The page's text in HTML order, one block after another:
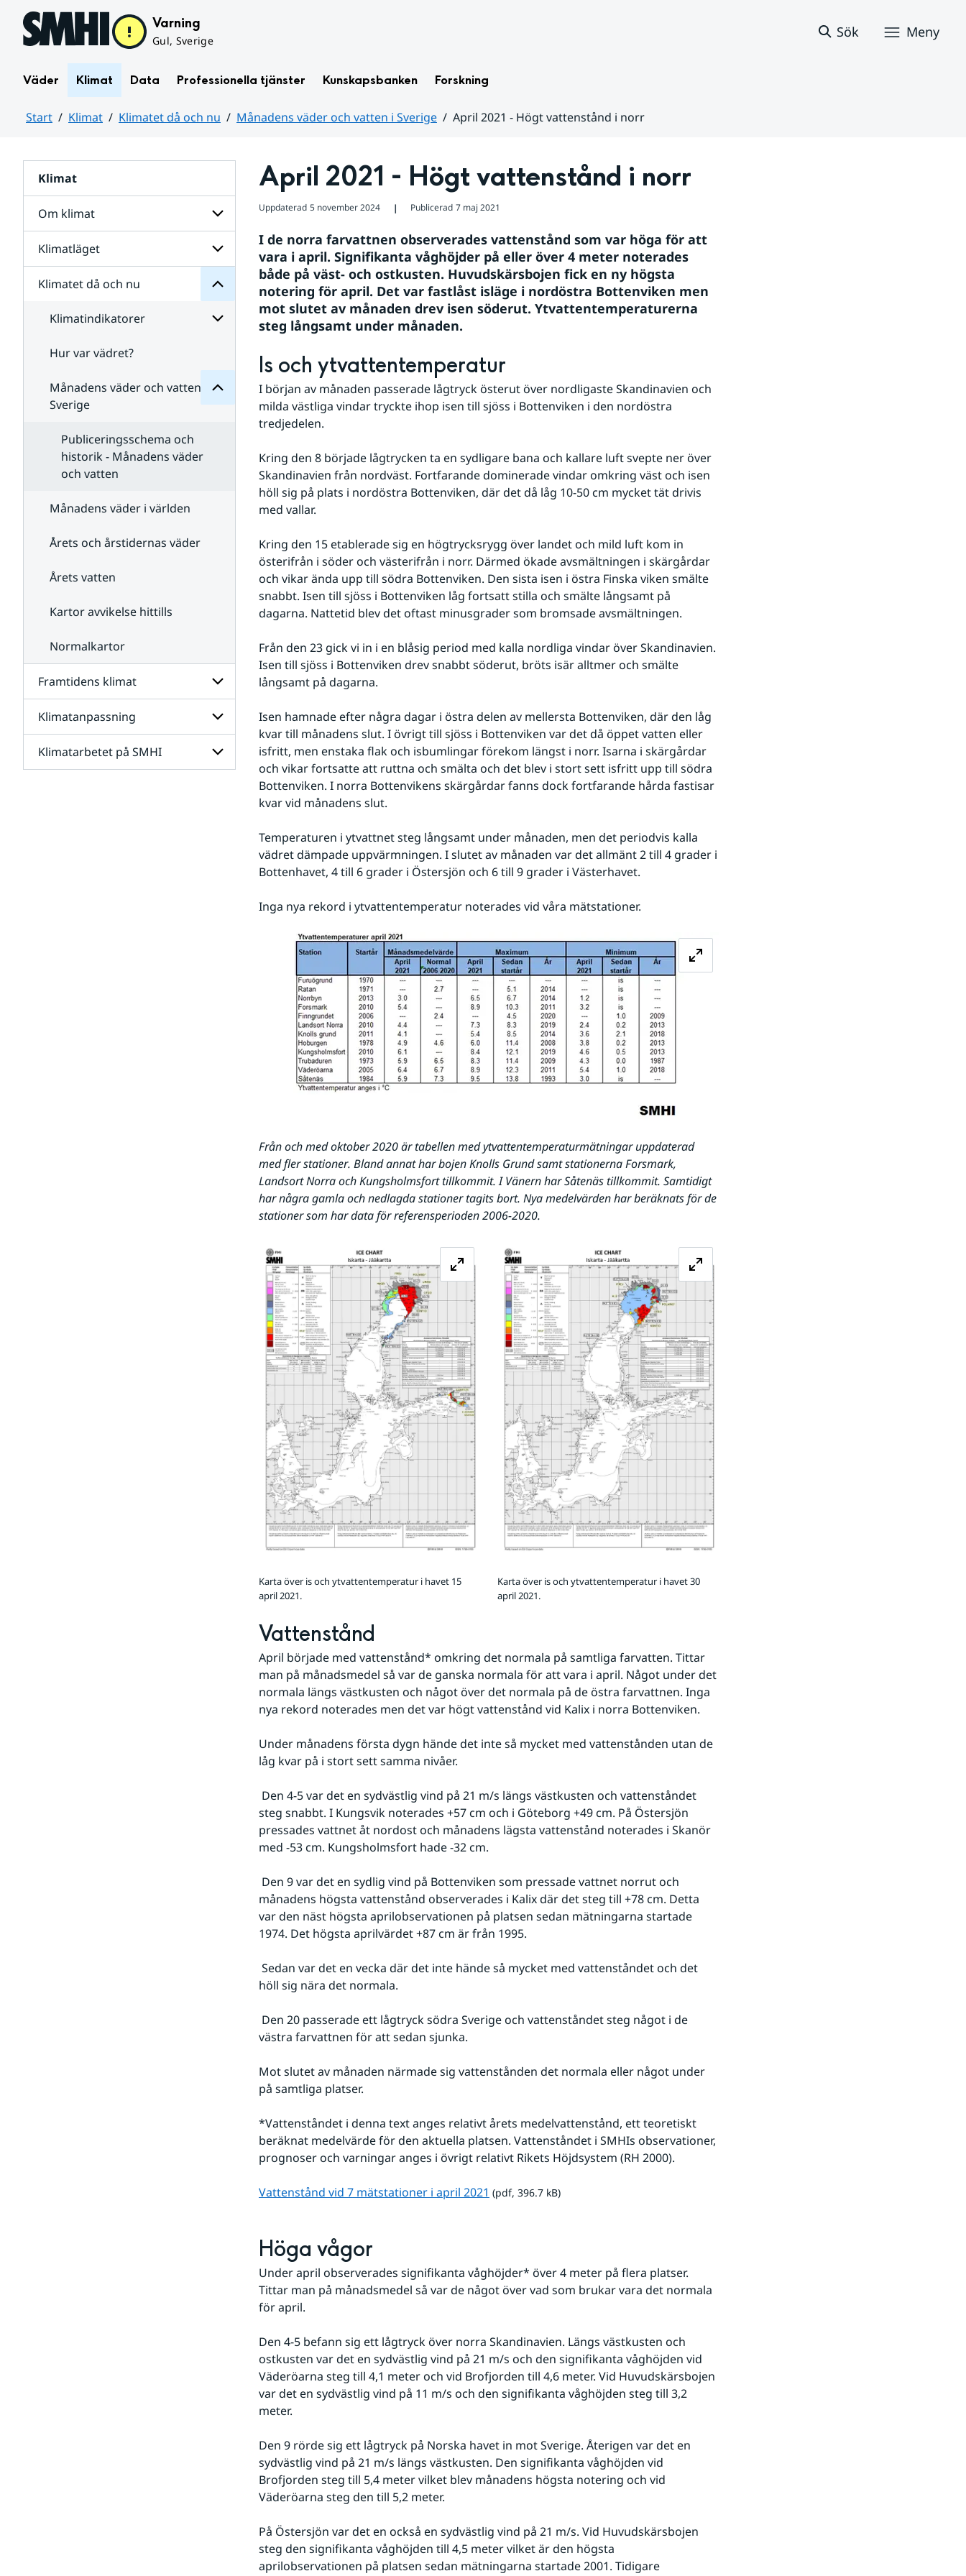
Hoppa till sidans innehåll Varning
Gul, Sverige
Sök Meny
Väder Klimat Data Professionella tjänster Kunskapsbanken Forskning
Start Klimat Klimatet då och nu Månadens väder och vatten i Sverige
April 2021 - Högt vattenstånd i norr
Klimat
Om klimat
Undersidor
för
Om
klimat
Klimatläget
Undersidor
Klimatläget
Klimatet då och nu
Undersidor
för
Klimatet
då
och
Klimatindikatorer
Undersidor
Klimatindikatorer
Hur var vädret?
Månadens väder och vatten i
Sverige
Månadens
väder
vatten
i
Publiceringsschema och
historik - Månadens väder
och vatten
Månadens väder i världen
Årets och årstidernas väder
Årets vatten
Kartor avvikelse hittills
Normalkartor
Framtidens klimat
Undersidor
för
Framtidens
klimat
Klimatanpassning
Undersidor
för
Klimatanpassning
Klimatarbetet på SMHI
Undersidor
April 2021 - Högt vattenstånd i norr
Uppdaterad 5 november 2024 ❘ Publicerad 7 maj 2021
I de norra farvattnen observerades vattenstånd som var höga för att
vara i april. Signifikanta våghöjder på eller över 4 meter noterades
både på väst- och ostkusten. Huvudskärsbojen fick en ny högsta
notering för april. Det var fastlåst isläge i nordöstra Bottenviken men
mot slutet av månaden drev isen söderut. Ytvattentemperaturerna
steg långsamt under månaden.
Is och ytvattentemperatur
I början av månaden passerade lågtryck österut över nordligaste Skandinavien och
milda västliga vindar tryckte ihop isen till sjöss i Bottenviken i den nordöstra
tredjedelen.
Kring den 8 började lågtrycken ta en sydligare bana och kallare luft svepte ner över
Skandinavien från nordväst. Fortfarande dominerade vindar omkring väst och isen
höll sig på plats i nordöstra Bottenviken, där det då låg 10-50 cm mycket tät drivis
med vallar.
Kring den 15 etablerade sig en högtrycksrygg över landet och mild luft kom in
österifrån i söder och västerifrån i norr. Därmed ökade avsmältningen i skärgårdar
och vikar ända upp till södra Bottenviken. Den sista isen i östra Finska viken smälte
snabbt. Isen till sjöss i Bottenviken låg fortsatt stilla och smälte långsamt på
dagarna. Nattetid blev det oftast minusgrader som bromsade avsmältningen.
Från den 23 gick vi in i en blåsig period med kalla nordliga vindar över Skandinavien.
Isen till sjöss i Bottenviken drev snabbt söderut, bröts isär alltmer och smälte
långsamt på dagarna.
Isen hamnade efter några dagar i östra delen av mellersta Bottenviken, där den låg
kvar till månadens slut. I övrigt till sjöss i Bottenviken var det då öppet vatten eller
isfritt, men enstaka flak och isbumlingar förekom längst i norr. Isarna i skärgårdar
och vikar fortsatte att ruttna och smälta och det blev i stort sett isfritt upp till södra
Bottenviken. I norra Bottenvikens skärgårdar fanns dock fortfarande hårda fastisar
kvar vid månadens slut.
Temperaturen i ytvattnet steg långsamt under månaden, men det periodvis kalla
vädret dämpade uppvärmningen. I slutet av månaden var det allmänt 2 till 4 grader i
Bottenhavet, 4 till 6 grader i Östersjön och 6 till 9 grader i Västerhavet.
Inga nya rekord i ytvattentemperatur noterades vid våra mätstationer.
Från och med oktober 2020 är tabellen med ytvattentemperaturmätningar uppdaterad
med fler stationer. Bland annat har bojen Knolls Grund samt stationerna Forsmark,
Landsort Norra och Kungsholmsfort tillkommit. I Vänern har Såtenäs tillkommit. Samtidigt
har några gamla och nedlagda stationer tagits bort. Nya medelvärden har beräknats för de
stationer som har data för referensperioden 2006-2020.
Karta över is och ytvattentemperatur i havet 15
april 2021.
Karta över is och ytvattentemperatur i havet 30
april 2021.
Vattenstånd
April började med vattenstånd* omkring det normala på samtliga farvatten. Tittar
man på månadsmedel så var de ganska normala för att vara i april. Något under det
normala längs västkusten och något över det normala på de östra farvattnen. Inga
nya rekord noterades men det var högt vattenstånd vid Kalix i norra Bottenviken.
Under månadens första dygn hände det inte så mycket med vattenstånden utan de
låg kvar på i stort sett samma nivåer.
steg snabbt. I Kungsvik noterades +57 cm och i Göteborg +49 cm. På Östersjön
pressades vattnet åt nordost och månadens lägsta vattenstånd noterades i Skanör
med -53 cm. Kungsholmsfort hade -32 cm.
månadens högsta vattenstånd observerades i Kalix där det steg till +78 cm. Detta
var den näst högsta aprilobservationen på platsen sedan mätningarna startade
1974. Det högsta aprilvärdet +87 cm är från 1995.
höll sig nära det normala.
västra farvattnen för att sedan sjunka.
Mot slutet av månaden närmade sig vattenstånden det normala eller något under
på samtliga platser.
*Vattenståndet i denna text anges relativt årets medelvattenstånd, ett teoretiskt
beräknat medelvärde för den aktuella platsen. Vattenståndet i SMHIs observationer,
prognoser och varningar anges i övrigt relativt Rikets Höjdsystem (RH 2000).
Vattenstånd vid 7 mätstationer i april 2021 pdf, 396.7 kB.
(pdf, 396.7 kB)
Höga vågor
Under april observerades signifikanta våghöjder* över 4 meter på flera platser.
Tittar man på månadsmedel så var de något över vad som brukar vara det normala
för april.
Den 4-5 befann sig ett lågtryck över norra Skandinavien. Längs västkusten och
ostkusten var det en sydvästlig vind på 21 m/s och den signifikanta våghöjden vid
Väderöarna steg till 4,1 meter och vid Brofjorden till 4,6 meter. Vid Huvudskärsbojen
var det en sydvästlig vind på 11 m/s och den signifikanta våghöjden steg till 3,2
meter.
Den 9 rörde sig ett lågtryck på Norska havet in mot Sverige. Återigen var det en
sydvästlig vind på 21 m/s längs västkusten. Den signifikanta våghöjden vid
Brofjorden steg till 5,4 meter vilket blev månadens högsta notering och vid
Väderöarna steg den till 5,2 meter.
På Östersjön var det en också en sydvästlig vind på 21 m/s. Vid Huvudskärsbojen
steg den signifikanta våghöjden till 4,5 meter vilket är den högsta
aprilobservationen på platsen sedan mätningarna startade 2001. Tidigare